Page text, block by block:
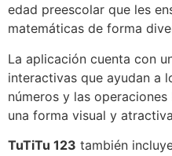
edad preescolar que les
matemáticas de forma
La aplicación cuenta con
interactivas que ayudan a
números y las
una forma visual y
TuTiTu 123 también